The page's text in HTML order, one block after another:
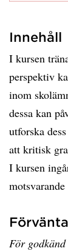
Innehåll
I kursen
perspektiv
inom
dessa kan
utforska
att kritisk
I kursen
För